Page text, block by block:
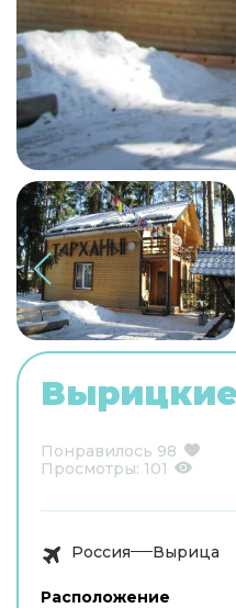
Понравилось 98
Просмотры: 101
Россия Вырица
Расположение